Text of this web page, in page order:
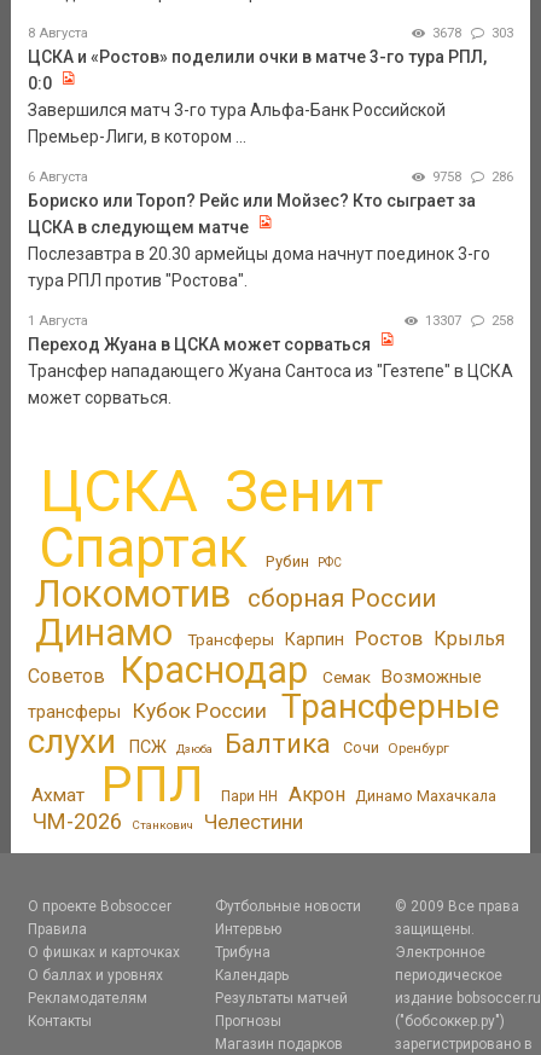
8 Августа 3678 303
ЦСКА и «Ростов» поделили очки в матче 3-го тура РПЛ,
0:0
Завершился матч 3-го тура Альфа-Банк Российской
Премьер-Лиги, в котором ...
6 Августа 9758 286
Бориско или Тороп? Рейс или Мойзес? Кто сыграет за
ЦСКА в следующем матче
Послезавтра в 20.30 армейцы дома начнут поединок 3-го
тура РПЛ против "Ростова".
1 Августа 13307 258
Переход Жуана в ЦСКА может сорваться
Трансфер нападающего Жуана Сантоса из "Гезтепе" в ЦСКА
может сорваться.
ЦСКА Зенит
Спартак Рубин РФС
Локомотив сборная России
Динамо Трансферы Карпин Ростов Крылья
Советов
Краснодар Семак Возможные
трансферы
Кубок России
Трансферные
слухи
ПСЖ Дзюба Балтика Сочи Оренбург
Ахмат РПЛ Пари НН Акрон Динамо Махачкала
ЧМ-2026 Станкович Челестини
О проекте Bobsoccer
Правила
О фишках и карточках
О баллах и уровнях
Рекламодателям
Контакты
Футбольные новости
Интервью
Трибуна
Календарь
Результаты матчей
Прогнозы
Магазин подарков
© 2009 Все права
защищены.
Электронное
периодическое
издание bobsoccer.ru
("бобсоккер.ру")
зарегистрировано в